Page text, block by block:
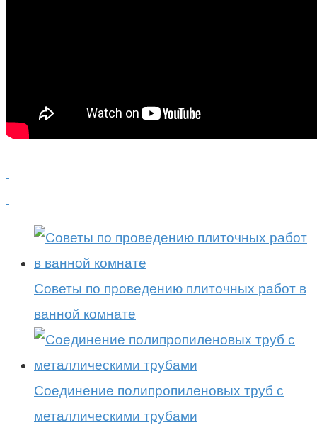
Советы по проведению плиточных работ в
ванной комнате
Соединение полипропиленовых труб с
металлическими трубами